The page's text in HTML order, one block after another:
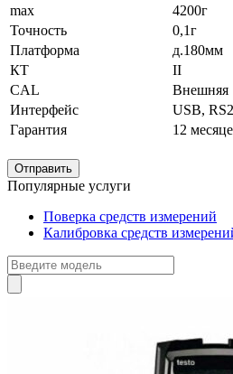
max
4200г
Точность
0,1г
Платформа
д.180мм
КТ
II
CAL
Внешняя
Интерфейс
USB,
Гарантия
12
Популярные услуги
Поверка средств измерений
Калибровка средств